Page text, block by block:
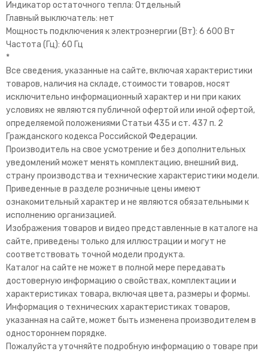
Индикатор остаточного тепла: Отдельный
Главный выключатель: нет
Мощность подключения к электроэнергии (Вт): 6 600 Вт
Частота (Гц): 60 Гц
*
Все сведения, указанные на сайте, включая характеристики
товаров, наличия на складе, стоимости товаров, носят
исключительно информационный характер и ни при каких
условиях не являются публичной офертой или иной офертой,
определяемой положениями Статьи 435 и ст. 437 п. 2
Гражданского кодекса Российской Федерации.
Производитель на свое усмотрение и без дополнительных
уведомлений может менять комплектацию, внешний вид,
страну производства и технические характеристики модели.
Приведенные в разделе розничные цены имеют
ознакомительный характер и не являются обязательными к
исполнению организацией.
Изображения товаров и видео представленные в каталоге на
сайте, приведены только для иллюстрации и могут не
соответствовать точной модели продукта.
Каталог на сайте не может в полной мере передавать
достоверную информацию о свойствах, комплектации и
характеристиках товара, включая цвета, размеры и формы.
Информация о технических характеристиках товаров,
указанная на сайте, может быть изменена производителем в
одностороннем порядке.
Пожалуйста уточняйте подробную информацию о товаре при